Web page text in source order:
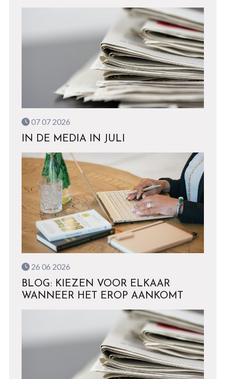
07 07 2026
IN DE MEDIA IN JULI
26 06 2026
BLOG: KIEZEN VOOR ELKAAR
WANNEER HET EROP AANKOMT